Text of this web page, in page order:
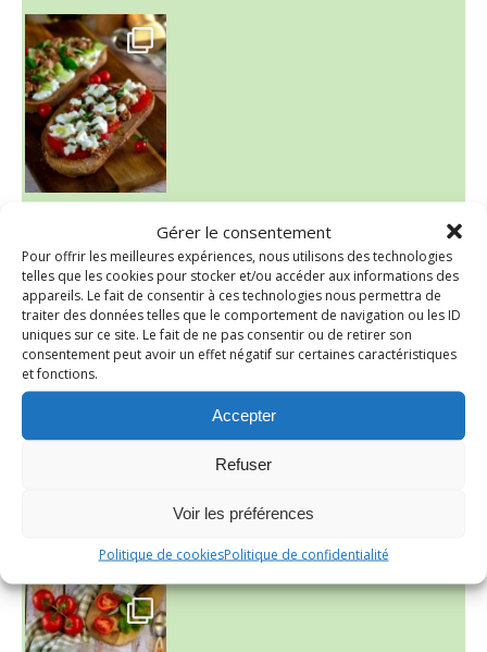
Gérer le consentement
Pour offrir les meilleures expériences, nous utilisons des technologies
telles que les cookies pour stocker et/ou accéder aux informations des
appareils. Le fait de consentir à ces technologies nous permettra de
traiter des données telles que le comportement de navigation ou les ID
uniques sur ce site. Le fait de ne pas consentir ou de retirer son
consentement peut avoir un effet négatif sur certaines caractéristiques
et fonctions.
Accepter
Refuser
Voir les préférences
Politique de cookiesPolitique de confidentialité
~ SALADE DE PÂTES AUX DEUX TOMATES THON ET BURRA